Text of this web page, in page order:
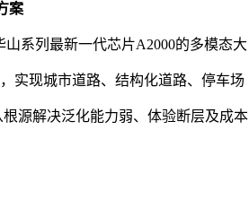
案
山系列最新一代芯片A2000的多模态大
，实现城市道路、结构化道路、停车场
根源解决泛化能力弱、体验断层及成本